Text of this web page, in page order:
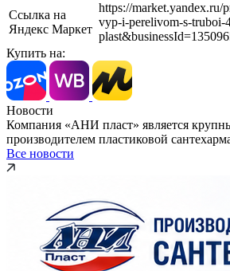
Ссылка на
Яндекс Маркет
https://market.yandex.ru/
vyp-i-perelivom-s-truboi-
Купить на:
Новости
Компания «АНИ пласт» является
производителем пластиковой
Все новости